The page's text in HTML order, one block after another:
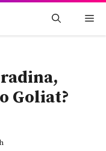
Goliat?